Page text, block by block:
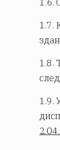
1.6.
1.7.
1.8.
1.9.